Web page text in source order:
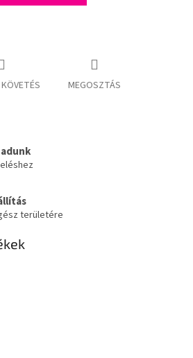
MEGOSZTÁS
területére